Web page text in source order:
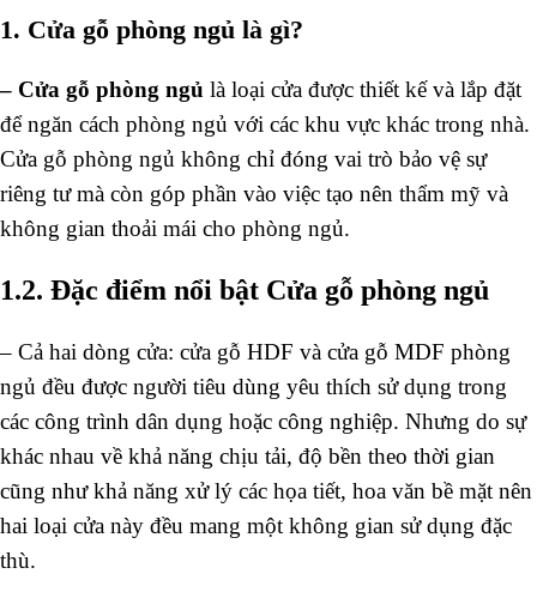
1. Cửa gỗ phòng ngủ là gì?
– Cửa gỗ phòng ngủ là loại cửa được thiết kế và lắp đặt
để ngăn cách phòng ngủ với các khu vực khác trong nhà.
Cửa gỗ phòng ngủ không chỉ đóng vai trò bảo vệ sự
riêng tư mà còn góp phần vào việc tạo nên thẩm mỹ và
không gian thoải mái cho phòng ngủ.
1.2. Đặc điểm nổi bật Cửa gỗ phòng ngủ
– Cả hai dòng cửa: cửa gỗ HDF và cửa gỗ MDF phòng
ngủ đều được người tiêu dùng yêu thích sử dụng trong
các công trình dân dụng hoặc công nghiệp. Nhưng do sự
khác nhau về khả năng chịu tải, độ bền theo thời gian
cũng như khả năng xử lý các họa tiết, hoa văn bề mặt nên
hai loại cửa này đều mang một không gian sử dụng đặc
thù.